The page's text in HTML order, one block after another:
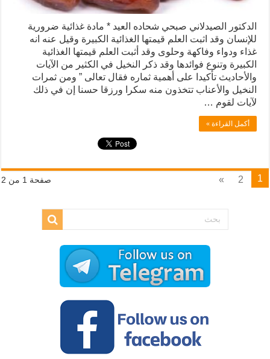
الدكتور الصيدلاني صبحي شحاده العيد * مادة غذائية ضرورية
للإنسان وقد اثبت العلم قيمتها الغذائية الكبيرة وقيل عنه انه
غذاء ودواء وفاكهة وحلوى وقد أثبت العلم قيمتها الغذائية
الكبيرة وتنوع فوائدها وقد ذكر النخيل في الكثير من الآيات
والأحاديث تأكيدا على أهمية ثماره فقال تعالى ” ومن ثمرات
النخيل والأعناب تتخذون منه سكرا ورزقا حسنا إن في ذلك
لآيات لقوم …
أكمل القراءة »
صفحة 1 من 2 1
2
»